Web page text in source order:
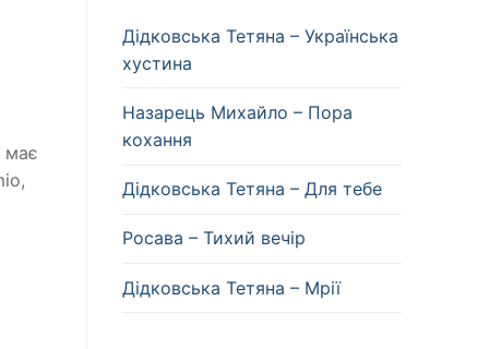
має
Дідковська Тетяна – Українська
хустина
Назарець Михайло – Пора
кохання
Дідковська Тетяна – Для тебе
Росава – Тихий вечір
Дідковська Тетяна – Мрії